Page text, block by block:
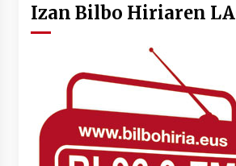
Izan Bilbo Hiriaren